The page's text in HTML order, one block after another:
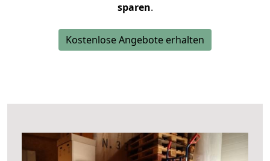
sparen.
Kostenlose Angebote erhalten